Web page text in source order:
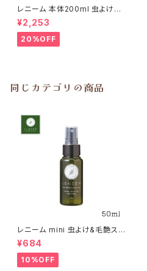
レニーム 本体200ml 虫よけ&
毛艶スプレー
¥2,253
20%OFF
同じカテゴリの商品
レニーム mini 虫よけ&毛艶スプ
レー 50ml
¥684
10%OFF